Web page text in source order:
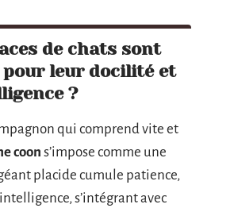
de chats sont
pour leur docilité et
?
qui comprend vite et
coon s’impose comme une
placide cumule patience,
s’intégrant avec